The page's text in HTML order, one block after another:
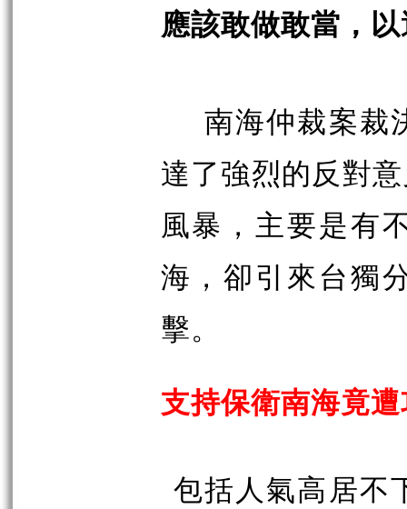
應該敢做敢當，
南海仲裁案裁
達了強烈的反對
風暴，主要是有
海，卻引來台獨
擊。
支持保衛南海竟
包括人氣高居不